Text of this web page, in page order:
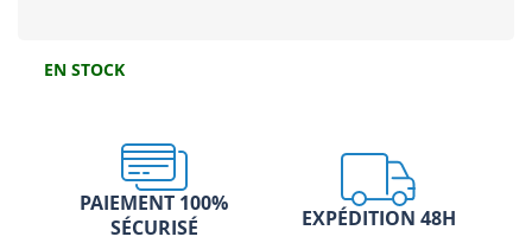
EN STOCK
PAIEMENT 100%
SÉCURISÉ
EXPÉDITION 48H